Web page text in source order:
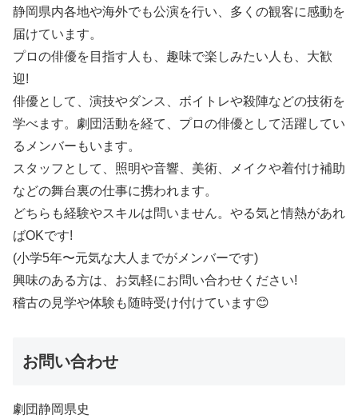
静岡県内各地や海外でも公演を行い、多くの観客に感動を
届けています。
プロの俳優を目指す人も、趣味で楽しみたい人も、大歓
迎!
俳優として、演技やダンス、ボイトレや殺陣などの技術を
学べます。劇団活動を経て、プロの俳優として活躍してい
るメンバーもいます。
スタッフとして、照明や音響、美術、メイクや着付け補助
などの舞台裏の仕事に携われます。
どちらも経験やスキルは問いません。やる気と情熱があれ
ばOKです!
(小学5年〜元気な大人までがメンバーです)
興味のある方は、お気軽にお問い合わせください!
稽古の見学や体験も随時受け付けています😊
お問い合わせ
劇団静岡県史